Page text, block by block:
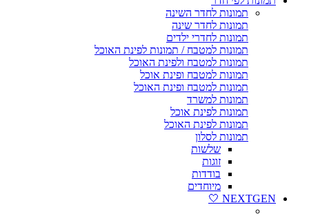
תמונות לחדר השינה
תמונות לחדר שינה
תמונות לחדרי ילדים
תמונות למטבח / תמונות לפינת האוכל
תמונות למטבח ולפינת האוכל
תמונות למטבח ופינת אוכל
תמונות למטבח ופינת האוכל
תמונות למשרד
תמונות לפינת אוכל
תמונות לפינת האוכל
תמונות לסלון
שלשות
זוגות
בודדות
מיוחדים
NEXTGEN 🤍